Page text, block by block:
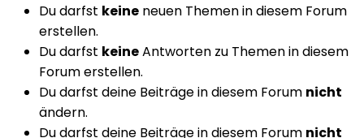
Du darfst keine neuen Themen in diesem Forum
erstellen.
Du darfst keineAntworten zu Themen in diesem
Forum erstellen.
Du darfst deine Beiträge in diesem Forum nicht
ändern.
Du darfst deine Beiträge in diesem Forum nicht